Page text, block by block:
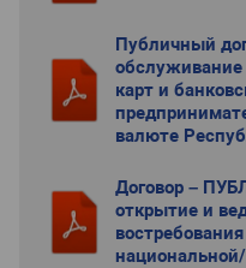
Публичный
обслуживание
карт и
валюте
Договор –
открытие и